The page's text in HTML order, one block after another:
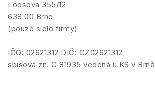
Loosova 355/12
638 00 Brno
(pouze sídlo firmy)
IČO: 02621312 DIČ: CZ02621312
spisová zn. C 81935 vedená u KS v Brně